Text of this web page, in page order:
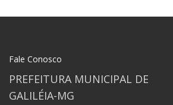
Fale Conosco
PREFEITURA MUNICIPAL DE
GALILÉIA-MG